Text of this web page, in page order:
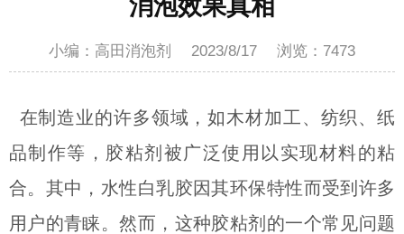
消泡效果真相
小编：高田消泡剂 2023/8/17 浏览： 7473
在制造业的许多领域，如木材加工、纺织、纸
品制作等，胶粘剂被广泛使用以实现材料的粘
合。其中，水性白乳胶因其环保特性而受到许多
用户的青睐。然而，这种胶粘剂的一个常见问题